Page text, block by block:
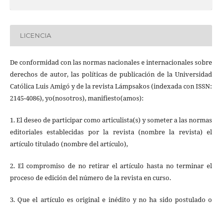
LICENCIA
De conformidad con las normas nacionales e internacionales sobre
derechos de autor, las políticas de publicación de la Universidad
Católica Luis Amigó y de la revista Lámpsakos (indexada con ISSN:
2145-4086), yo(nosotros), manifiesto(amos):
1. El deseo de participar como articulista(s) y someter a las normas
editoriales establecidas por la revista (nombre la revista) el
artículo titulado (nombre del artículo),
2. El compromiso de no retirar el artículo hasta no terminar el
proceso de edición del número de la revista en curso.
3. Que el artículo es original e inédito y no ha sido postulado o